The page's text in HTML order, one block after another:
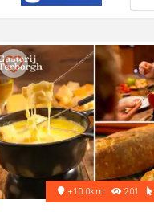
+10.0km 201